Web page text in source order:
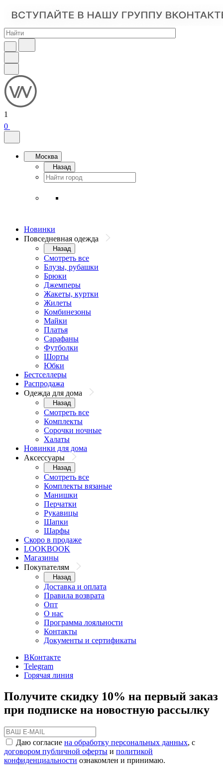
1
0
Москва
Назад
Новинки
Повседневная одежда
Назад
Смотреть все
Блузы, рубашки
Брюки
Джемперы
Жакеты, куртки
Жилеты
Комбинезоны
Майки
Платья
Сарафаны
Футболки
Шорты
Юбки
Бестселлеры
Распродажа
Одежда для дома
Назад
Смотреть все
Комплекты
Сорочки ночные
Халаты
Новинки для дома
Аксессуары
Назад
Смотреть все
Комплекты вязаные
Манишки
Перчатки
Рукавицы
Шапки
Шарфы
Скоро в продаже
LOOKBOOK
Магазины
Покупателям
Назад
Доставка и оплата
Правила возврата
Опт
О нас
Программа лояльности
Контакты
Документы и сертификаты
ВКонтакте
Telegram
Горячая линия
Получите скидку 10% на первый заказ
при подписке на новостную рассылку
Даю согласие на обработку персональных данных, с
договором публичной оферты и политикой
конфиденциальности ознакомлен и принимаю.